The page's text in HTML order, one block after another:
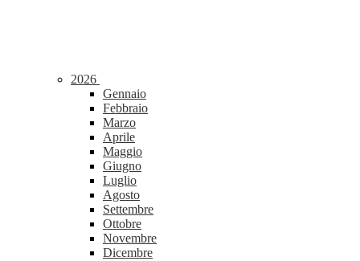
2026
Gennaio
Febbraio
Marzo
Aprile
Maggio
Giugno
Luglio
Agosto
Settembre
Ottobre
Novembre
Dicembre